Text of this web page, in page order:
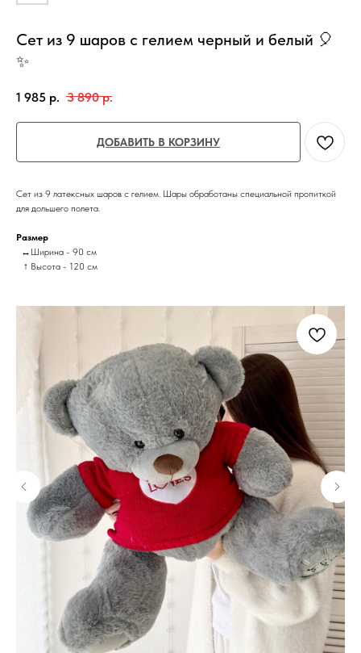
Сет из 9 шаров с гелием черный и белый 🎈
✨
1 985 р. 3 890 р.
ДОБАВИТЬ В КОРЗИНУ
Сет из 9 латексных шаров с гелием. Шары обработаны специальной пропиткой
для дольшего полета.
Размер
↔Ширина - 90 см
↑ Высота - 120 см